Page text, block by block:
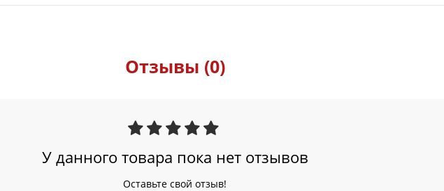
Отзывы (0)
У данного товара пока нет отзывов
Оставьте свой отзыв!